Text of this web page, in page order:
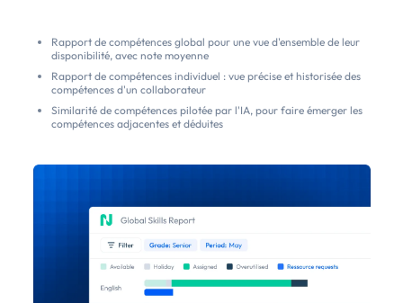
Rapport de compétences global pour une vue d'ensemble de leur
disponibilité, avec note moyenne
Rapport de compétences individuel : vue précise et historisée des
compétences d'un collaborateur
Similarité de compétences pilotée par l'IA, pour faire émerger les
compétences adjacentes et déduites